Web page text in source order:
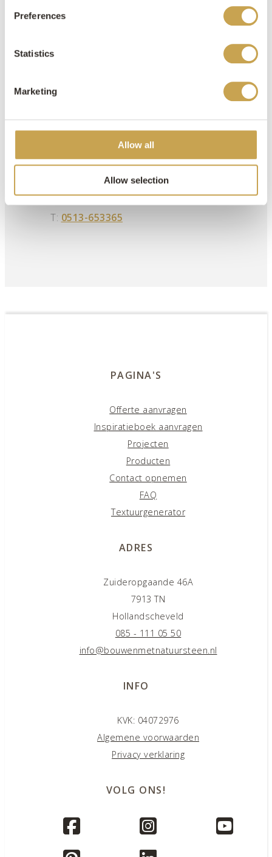
Preferences
Statistics
Marketing
Allow all
Allow selection
Maandag: Gesloten
Donderdag: 8:30 – 21:00 uur
Zaterdag: Op afspraak
heerenveen@concordiakeukenenbad.nl
T: 0513-653365
PAGINA'S
Offerte aanvragen
Inspiratieboek aanvragen
Projecten
Producten
Contact opnemen
FAQ
Textuurgenerator
ADRES
Zuideropgaande 46A
7913 TN
Hollandscheveld
085 - 111 05 50
info@bouwenmetnatuursteen.nl
INFO
KVK: 04072976
Algemene voorwaarden
Privacy verklaring
VOLG ONS!